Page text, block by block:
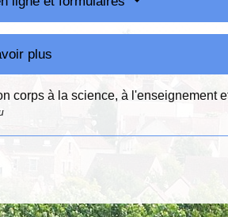
plus
corps à la science, à l'enseignement